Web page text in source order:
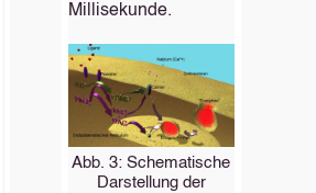
Millisekunde.
Abb. 3: Schematische
Darstellung der